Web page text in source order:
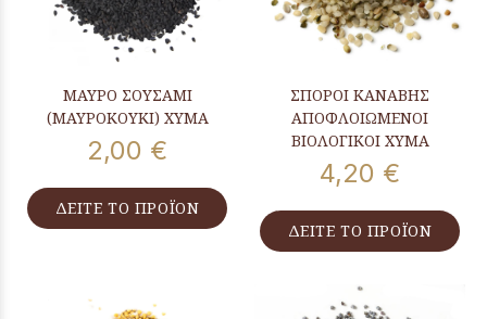
ΜΑΥΡΟ ΣΟΥΣΑΜΙ
(ΜΑΥΡΟΚΟΥΚΙ) ΧΥΜΑ
2,00 €
ΔΕΙΤΕ ΤΟ ΠΡΟΪΟΝ
ΣΠΟΡΟΙ ΚΑΝΑΒΗΣ
ΑΠΟΦΛΟΙΩΜΕΝΟΙ
ΒΙΟΛΟΓΙΚΟΙ ΧΥΜΑ
4,20 €
ΔΕΙΤΕ ΤΟ ΠΡΟΪΟΝ